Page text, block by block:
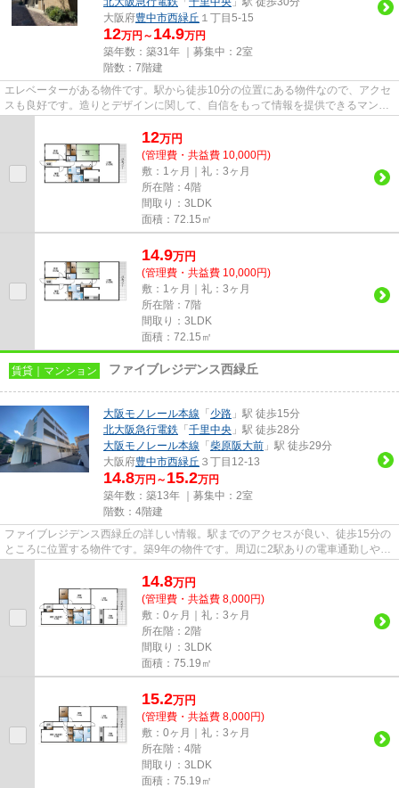
大阪府豊中市西緑丘 １丁目5-15
12万円～ 14.9万円
築年数：築31年 ｜募集中： 2室
階数：7階建
エレベーターがある物件です。駅から徒歩10分の位置にある物件なので、アクセ
スも良好です。造りとデザインに関して、自信をもって情報を提供できるマンシ
12万円
(管理費・共益費 10,000円)
敷：1ヶ月｜礼：3ヶ月
所在階：4階
間取り：3LDK
面積：72.15㎡
14.9万円
(管理費・共益費 10,000円)
敷：1ヶ月｜礼：3ヶ月
所在階：7階
間取り：3LDK
面積：72.15㎡
賃貸｜マンション ファイブレジデンス西緑丘
大阪モノレール本線 「 少路 」駅 徒歩15分
北大阪急行電鉄 「 千里中央 」駅 徒歩28分
大阪モノレール本線 「 柴原阪大前 」駅 徒歩29分
大阪府豊中市西緑丘 ３丁目12-13
14.8万円～ 15.2万円
築年数：築13年 ｜募集中： 2室
階数：4階建
ファイブレジデンス西緑丘の詳しい情報。駅までのアクセスが良い、徒歩15分の
ところに位置する物件です。築9年の物件です。周辺に2駅ありの電車通勤しやす
14.8万円
(管理費・共益費 8,000円)
敷：0ヶ月｜礼：3ヶ月
所在階：2階
間取り：3LDK
面積：75.19㎡
15.2万円
(管理費・共益費 8,000円)
敷：0ヶ月｜礼：3ヶ月
所在階：4階
間取り：3LDK
面積：75.19㎡